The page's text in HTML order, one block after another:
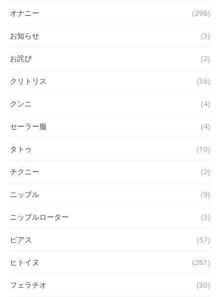
オナニー (298)
お知らせ (3)
お詫び (2)
クリトリス (36)
クンニ (4)
セーラー服 (4)
タトゥ (10)
チクニー (2)
ニップル (9)
ニップルローター (3)
ピアス (57)
ヒトイヌ (281)
フェラチオ (30)